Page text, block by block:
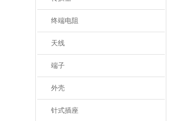
终端电阻
天线
端子
外壳
针式插座